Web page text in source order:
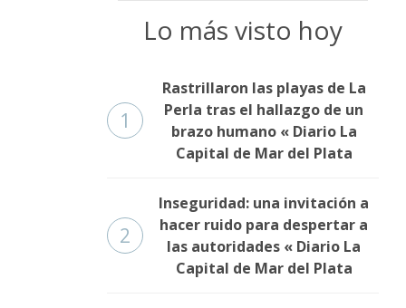
Lo más visto hoy
1
Rastrillaron las playas de La
Perla tras el hallazgo de un
brazo humano « Diario La
Capital de Mar del Plata
2
Inseguridad: una invitación a
hacer ruido para despertar a
las autoridades « Diario La
Capital de Mar del Plata